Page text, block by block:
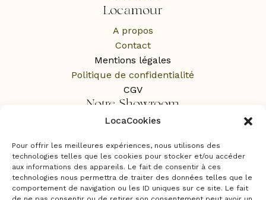
LocaCookies
Pour offrir les meilleures expériences, nous utilisons des
technologies telles que les cookies pour stocker et/ou accéder
aux informations des appareils. Le fait de consentir à ces
technologies nous permettra de traiter des données telles que le
comportement de navigation ou les ID uniques sur ce site. Le fait
Locamour
A propos
Contact
Mentions légales
Politique de confidentialité
CGV
Notre Showroom
1 Rue des Rochers,
Sur RDV uniquement